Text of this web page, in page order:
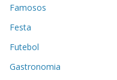
Famosos
Festa
Futebol
Gastronomia